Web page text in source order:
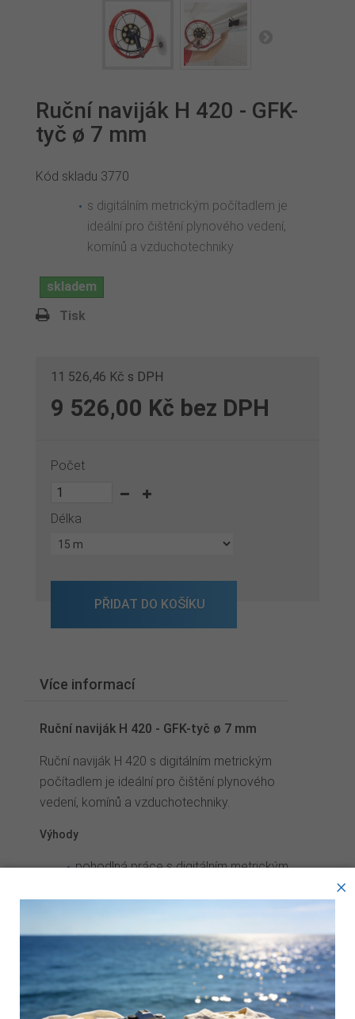
Ruční naviják H 420 - GFK-
tyč ø 7 mm
Kód skladu 3770
s digitálním metrickým počítadlem je
ideální pro čištění plynového vedení,
komínů a vzduchotechniky
skladem
Tisk
11 526,46 Kč s DPH
9 526,00 Kč bez DPH
Počet
Délka
PŘIDAT DO KOŠÍKU
Více informací
Ruční naviják H 420 - GFK-tyč ø 7 mm
Ruční naviják H 420 s digitálním metrickým
počítadlem je ideální pro čištění plynového
vedení, komínů a vzduchotechniky.
Výhody
pohodlná práce s digitálním metrickým
minimální hmotnost
GFK-tyč s PA potahem odolná vůči oděru
je možné použít se všemi štosákovými
kartáči (mimo kominického setu) a
Tyto webové stránky ukládají v souladu se zákony na vaše
zařízení soubory, obecně nazývané cookies. Používáním
×